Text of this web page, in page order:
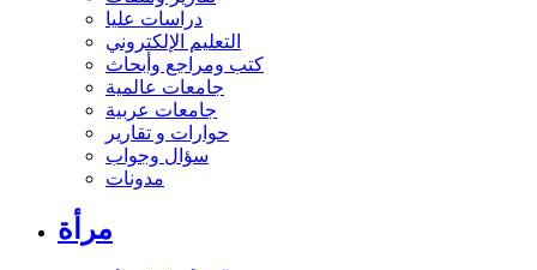
دراسات عليا
التعليم الإلكتروني
كتب ومراجع وأبحاث
جامعات عالمية
جامعات عربية
حوارات و تقارير
سؤال وجواب
مدونات
مرأة